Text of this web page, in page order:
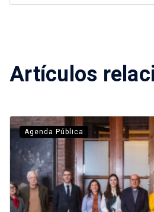
Artículos
Agenda Pública